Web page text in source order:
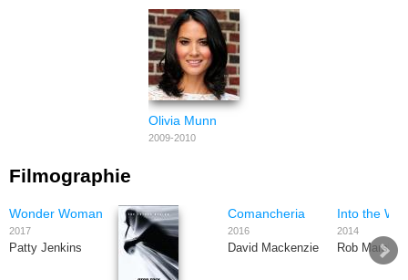
Olivia Munn
2009-2010
Filmographie
Wonder Woman
2017
Patty Jenkins
Comancheria
2016
David Mackenzie
Into the
2014
Rob Marshall